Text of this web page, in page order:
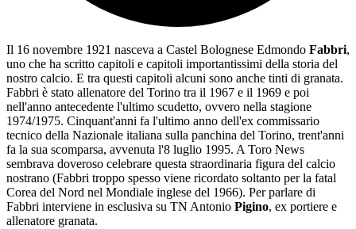
Il 16 novembre 1921 nasceva a Castel Bolognese Edmondo Fabbri,
uno che ha scritto capitoli e capitoli importantissimi della storia del
nostro calcio. E tra questi capitoli alcuni sono anche tinti di granata.
Fabbri è stato allenatore del Torino tra il 1967 e il 1969 e poi
nell'anno antecedente l'ultimo scudetto, ovvero nella stagione
1974/1975. Cinquant'anni fa l'ultimo anno dell'ex commissario
tecnico della Nazionale italiana sulla panchina del Torino, trent'anni
fa la sua scomparsa, avvenuta l'8 luglio 1995. A Toro News
sembrava doveroso celebrare questa straordinaria figura del calcio
nostrano (Fabbri troppo spesso viene ricordato soltanto per la fatal
Corea del Nord nel Mondiale inglese del 1966). Per parlare di
Fabbri interviene in esclusiva su TN Antonio Pigino, ex portiere e
allenatore granata.